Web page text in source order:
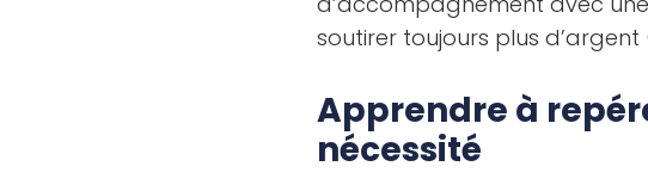
soutirer toujours plus
Apprendre à
nécessité